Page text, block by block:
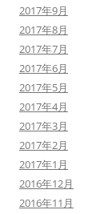
2017年9月
2017年8月
2017年7月
2017年6月
2017年5月
2017年4月
2017年3月
2017年2月
2017年1月
2016年12月
2016年11月